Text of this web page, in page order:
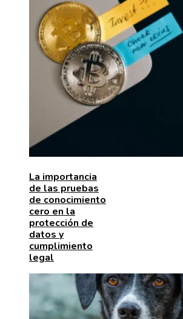
La importancia
de las pruebas
de conocimiento
cero en la
protección de
datos y
cumplimiento
legal